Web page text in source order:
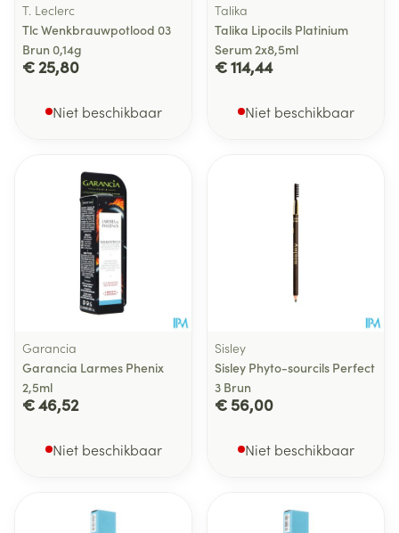
T. Leclerc
Tlc Wenkbrauwpotlood 03
Brun 0,14g
€ 25,80
Niet beschikbaar
Talika
Talika Lipocils Platinium
Serum 2x8,5ml
€ 114,44
Niet beschikbaar
Garancia
Garancia Larmes Phenix
2,5ml
€ 46,52
Niet beschikbaar
Sisley
Sisley Phyto-sourcils Perfect
3 Brun
€ 56,00
Niet beschikbaar